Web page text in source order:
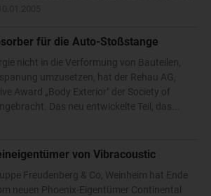
für die Auto-Stoßstange
nicht in die Verformung von Bauteilen,
umzusetzen, hat der Rehau AG,
Award „Body Exterior" der Society of
Das neu entwickelte Teil, das...
von Vibracoustic
Freudenberg & Co, Weinheim hat Ende
neuen Phoenix-Eigentümer Continental